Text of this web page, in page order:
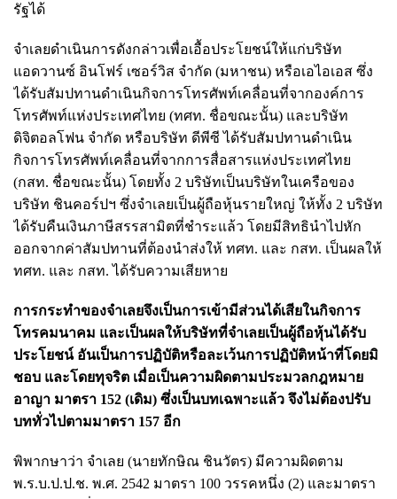
รัฐได้
จำเลยดำเนินการดังกล่าวเพื่อเอื้อประโยชน์ให้แก่บริษัท
แอดวานซ์ อินโฟร์ เซอร์วิส จำกัด (มหาชน) หรือเอไอเอส ซึ่ง
ได้รับสัมปทานดำเนินกิจการโทรศัพท์เคลื่อนที่จากองค์การ
โทรศัพท์แห่งประเทศไทย (ทศท. ชื่อขณะนั้น) และบริษัท
ดิจิตอลโฟน จำกัด หรือบริษัท ดีพีซี ได้รับสัมปทานดำเนิน
กิจการโทรศัพท์เคลื่อนที่จากการสื่อสารแห่งประเทศไทย
(กสท. ชื่อขณะนั้น) โดยทั้ง 2 บริษัทเป็นบริษัทในเครือของ
บริษัท ชินคอร์ปฯ ซึ่งจำเลยเป็นผู้ถือหุ้นรายใหญ่ ให้ทั้ง 2 บริษัท
ได้รับคืนเงินภาษีสรรสามิตที่ชำระแล้ว โดยมีสิทธินำไปหัก
ออกจากค่าสัมปทานที่ต้องนำส่งให้ ทศท. และ กสท. เป็นผลให้
ทศท. และ กสท. ได้รับความเสียหาย
การกระทำของจำเลยจึงเป็นการเข้ามีส่วนได้เสียในกิจการ
โทรคมนาคม และเป็นผลให้บริษัทที่จำเลยเป็นผู้ถือหุ้นได้รับ
ประโยชน์ อันเป็นการปฏิบัติหรือละเว้นการปฏิบัติหน้าที่โดยมิ
ชอบ และโดยทุจริต เมื่อเป็นความผิดตามประมวลกฎหมาย
อาญา มาตรา 152 (เดิม) ซึ่งเป็นบทเฉพาะแล้ว จึงไม่ต้องปรับ
บททั่วไปตามมาตรา 157 อีก
พิพากษาว่า จำเลย (นายทักษิณ ชินวัตร) มีความผิดตาม
พ.ร.บ.ป.ป.ช. พ.ศ. 2542 มาตรา 100 วรรคหนึ่ง (2) และมาตรา